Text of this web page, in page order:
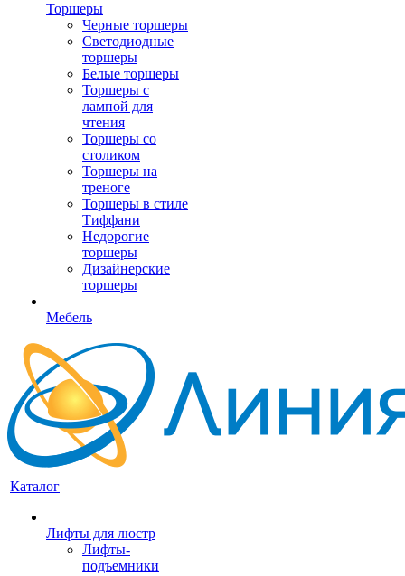
Торшеры
Черные торшеры
Светодиодные
торшеры
Белые торшеры
Торшеры с
лампой для
чтения
Торшеры со
столиком
Торшеры на
треноге
Торшеры в стиле
Тиффани
Недорогие
торшеры
Дизайнерские
торшеры
Мебель
Каталог
Лифты для люстр
Лифты-
подъемники